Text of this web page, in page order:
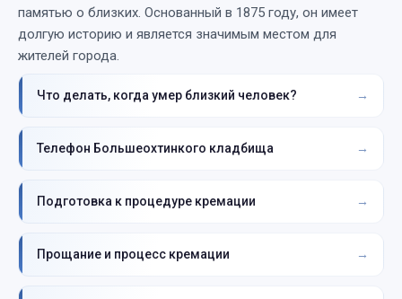
памятью о близких. Основанный в 1875 году, он имеет
долгую историю и является значимым местом для
жителей города.
Что делать, когда умер близкий человек?
Телефон Большеохтинкого кладбища
Подготовка к процедуре кремации
Прощание и процесс кремации